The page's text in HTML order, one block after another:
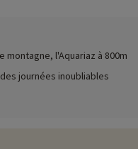
à chiens ou à cheval,
une approche plus
montagne, l'Aquariaz à 800m
journées inoubliables